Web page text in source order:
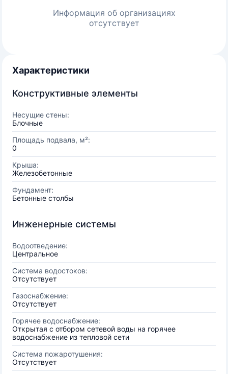
Информация об организациях
отсутствует
Характеристики
Конструктивные элементы
Несущие стены:
Блочные
Площадь подвала, м²:
0
Крыша:
Железобетонные
Фундамент:
Бетонные столбы
Инженерные системы
Водоотведение:
Центральное
Система водостоков:
Отсутствует
Газоснабжение:
Отсутствует
Горячее водоснабжение:
Открытая с отбором сетевой воды на горячее
водоснабжение из тепловой сети
Система пожаротушения:
Отсутствует